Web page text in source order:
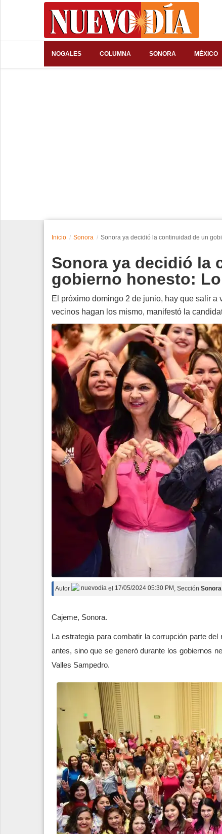
NOGALES COLUMNA SONORA MÉXICO
Edición Impresa
Inicio Sonora Sonora ya decidió la continuidad de un
Sonora ya decidió la
gobierno honesto:
El próximo domingo 2 de junio, hay que salir
vecinos hagan los mismo, manifestó la
Autor nuevodia el 17/05/2024 05:30 PM , Sección Sonora
Cajeme, Sonora.
La estrategia para combatir la corrupción parte
antes, sino que se generó durante los gobiernos
Valles Sampedro.